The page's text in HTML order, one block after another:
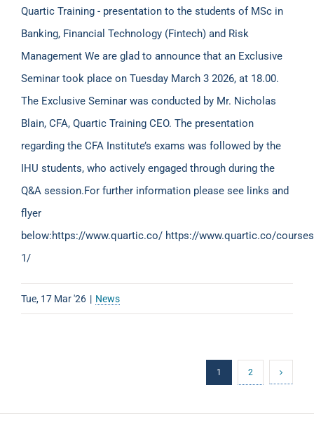
Quartic Training - presentation to the students of MSc in
Banking, Financial Technology (Fintech) and Risk
Management We are glad to announce that an Exclusive
Seminar took place on Tuesday March 3 2026, at 18.00.
The Exclusive Seminar was conducted by Mr. Nicholas
Blain, CFA, Quartic Training CEO. The presentation
regarding the CFA Institute’s exams was followed by the
IHU students, who actively engaged through during the
Q&A session.For further information please see links and
flyer
below:https://www.quartic.co/ https://www.quartic.co/
1/
Tue, 17 Mar '26 | News
1 2